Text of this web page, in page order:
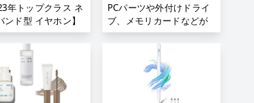
年トップクラス ネ
ンド型 イヤホン】
レス 最大20時間再
時間待ち受け 最先
技術 マグ
搭載 断線しにくい
ツ ブルートゥース
C急速充電 IPX7防水
PCパーツや外付けドライ
ブ、メモリカードなどが
お買い得;